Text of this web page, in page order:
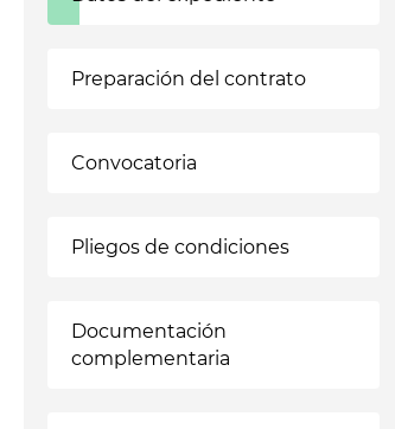
Preparación del contrato
Convocatoria
Pliegos de condiciones
Documentación
complementaria